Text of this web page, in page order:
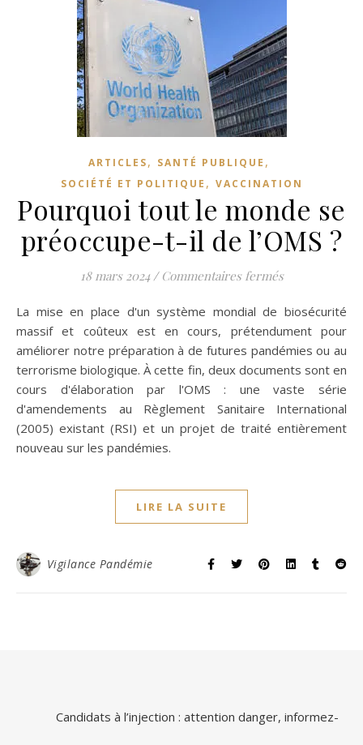
ARTICLES, SANTÉ PUBLIQUE ,
SOCIÉTÉ ET POLITIQUE , VACCINATION
Pourquoi tout le monde se
préoccupe-t-il de l’OMS ?
18 mars 2024 / Commentaires ferméssur Pourquoi
La mise en place d'un système mondial de biosécurité
massif et coûteux est en cours, prétendument pour
améliorer notre préparation à de futures pandémies ou au
terrorisme biologique. À cette fin, deux documents sont en
cours d'élaboration par l'OMS : une vaste série
d'amendements au Règlement Sanitaire International
(2005) existant (RSI) et un projet de traité entièrement
nouveau sur les pandémies.
LIRE LA SUITE
Vigilance Pandémie
Candidats à l’injection : attention danger, informez-